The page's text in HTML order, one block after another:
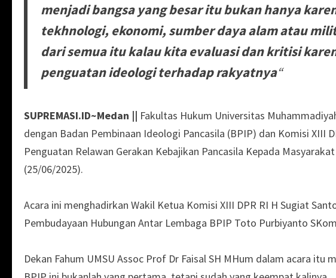
menjadi bangsa yang besar itu bukan hanya
tekhnologi, ekonomi, sumber daya alam atau
dari semua itu kalau kita evaluasi dan kritisi
penguatan ideologi terhadap rakyatnya“
SUPREMASI.ID~Medan || Fakultas Hukum Universitas
dengan Badan Pembinaan Ideologi Pancasila (BPIP) dan Komisi XIII
Penguatan Relawan Gerakan Kebajikan Pancasila Kepada
(25/06/2025).
Acara ini menghadirkan Wakil Ketua Komisi XIII DPR RI H Sugiat
Pembudayaan Hubungan Antar Lembaga BPIP Toto Purbiyanto
Dekan Fahum UMSU Assoc Prof Dr Faisal SH MHum dalam acara itu